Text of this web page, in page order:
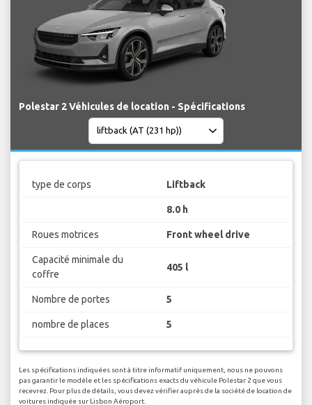
Polestar 2 Véhicules de location - Spécifications
type de corps Liftback
8.0 h
Roues motrices Front wheel drive
Capacité minimale du
coffre
405 l
Nombre de portes 5
nombre de places 5
Les spécifications indiquées sont à titre informatif uniquement, nous ne pouvons
pas garantir le modèle et les spécifications exacts du véhicule Polestar 2 que vous
recevrez. Pour plus de détails, vous devez vérifier auprès de la société de location de
voitures indiquée sur Lisbon Aéroport.